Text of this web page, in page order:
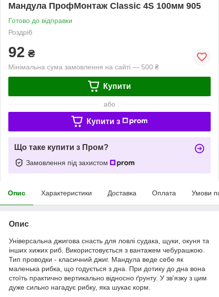
Мандула ПрофМонтаж Classic 4S 100мм 905
Готово до відправки
Роздріб
92 ₴
Мінімальна сума замовлення на сайті — 500 ₴
Купити
або
Купити з
Що таке купити з Пром?
Замовлення під захистом
Опис Характеристики Доставка Оплата Умови
Опис
Універсальна джигова снасть для ловлі судака, щуки, окуня та
інших хижих риб. Використовується з вантажем чебурашкою.
Тип проводки - класичний джиг. Мандула веде себе як
маленька рибка, що годується з дна. При дотику до дна вона
стоїть практично вертикально відносно ґрунту. У зв'язку з цим
дуже сильно нагадує рибку, яка шукає корм.